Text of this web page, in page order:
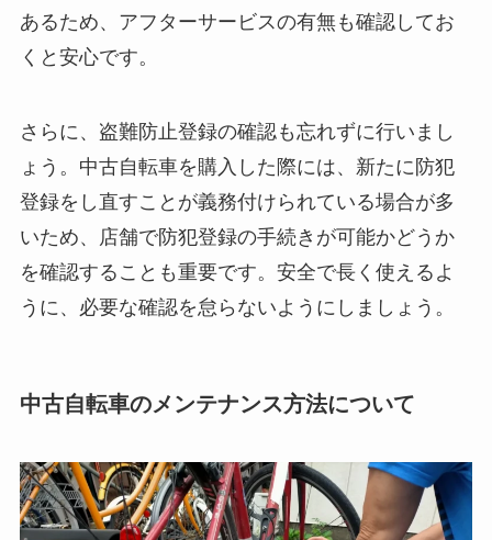
あるため、アフターサービスの有無も確認してお
くと安心です。
さらに、盗難防止登録の確認も忘れずに行いまし
ょう。中古自転車を購入した際には、新たに防犯
登録をし直すことが義務付けられている場合が多
いため、店舗で防犯登録の手続きが可能かどうか
を確認することも重要です。安全で長く使えるよ
うに、必要な確認を怠らないようにしましょう。
中古自転車のメンテナンス方法について